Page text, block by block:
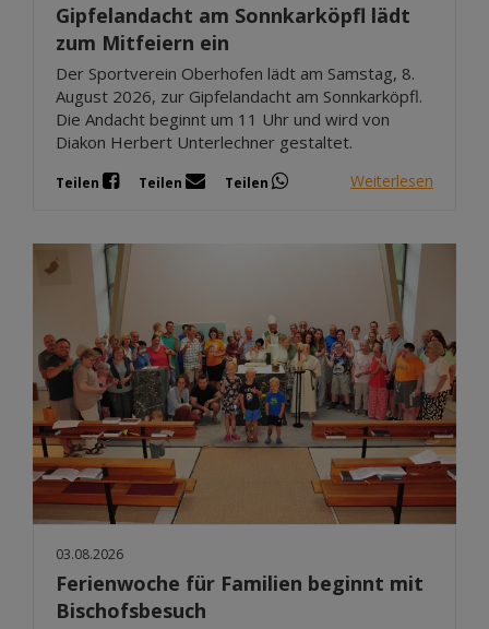
Gipfelandacht am Sonnkarköpfl lädt
zum Mitfeiern ein
Der Sportverein Oberhofen lädt am Samstag, 8.
August 2026, zur Gipfelandacht am Sonnkarköpfl.
Die Andacht beginnt um 11 Uhr und wird von
Diakon Herbert Unterlechner gestaltet.
Teilen Teilen Teilen Weiterlesen
03.08.2026
Ferienwoche für Familien beginnt mit
Bischofsbesuch